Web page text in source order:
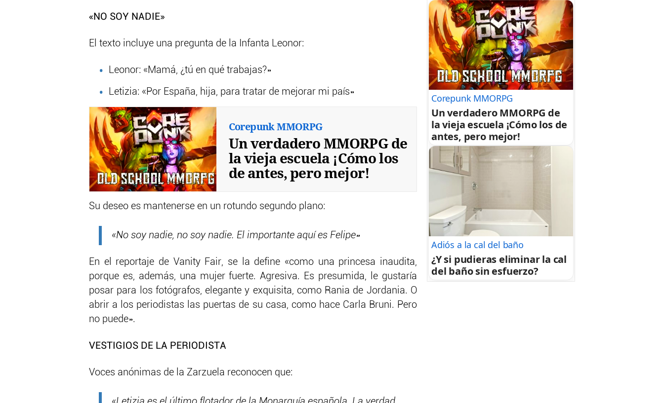
«NO SOY NADIE»
El texto incluye una pregunta de la Infanta Leonor:
Leonor: «Mamá, ¿tú en qué trabajas?»
Letizia: «Por España, hija, para tratar de mejorar mi país»
Corepunk MMORPG
Un verdadero MMORPG de
la vieja escuela ¡Cómo los
de antes, pero mejor!
Su deseo es mantenerse en un rotundo segundo plano:
«No soy nadie, no soy nadie. El importante aquí es Felipe»
En el reportaje de Vanity Fair, se la define «como una princesa inaudita,
porque es, además, una mujer fuerte. Agresiva. Es presumida, le gustaría
posar para los fotógrafos, elegante y exquisita, como Rania de Jordania. O
abrir a los periodistas las puertas de su casa, como hace Carla Bruni. Pero
no puede».
VESTIGIOS DE LA PERIODISTA
Voces anónimas de la Zarzuela reconocen que:
Corepunk MMORPG
Un verdadero MMORPG de
la vieja escuela ¡Cómo los de
antes, pero mejor!
Adiós a la cal del baño
¿Y si pudieras eliminar la cal
del baño sin esfuerzo?